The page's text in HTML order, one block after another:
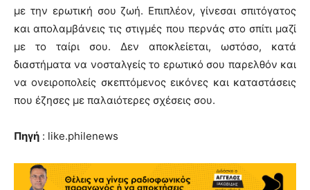
με την ερωτική σου ζωή. Επιπλέον, γίνεσαι σπιτόγατος
και απολαμβάνεις τις στιγμές που περνάς στο σπίτι μαζί
με το ταίρι σου. Δεν αποκλείεται, ωστόσο, κατά
διαστήματα να νοσταλγείς το ερωτικό σου παρελθόν και
να ονειροπολείς σκεπτόμενος εικόνες και καταστάσεις
που έζησες με παλαιότερες σχέσεις σου.
Πηγή : like.philenews